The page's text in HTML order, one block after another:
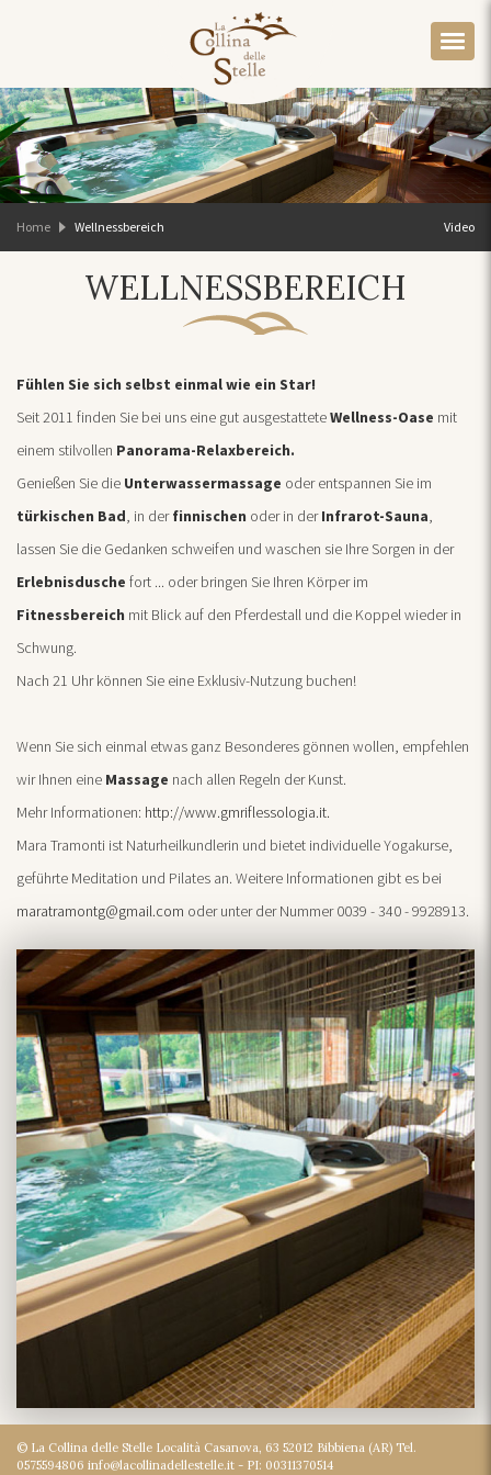
Home Wellnessbereich Video
WELLNESSBEREICH
Fühlen Sie sich selbst einmal wie ein Star!
Seit 2011 finden Sie bei uns eine gut ausgestatteteWellness-Oase mit
einem stilvollen Panorama-Relaxbereich.
Genießen Sie die Unterwassermassage oder entspannen Sie im
türkischen Bad , in derfinnischen oder in derInfrarot-Sauna
lassen Sie die Gedanken schweifen und waschen sie Ihre Sorgen in der
Erlebnisdusche fort ... oder bringen Sie Ihren Körper im
Fitnessbereich mit Blick auf den Pferdestall und die Koppel wieder in
Schwung.
Nach 21 Uhr können Sie eine Exklusiv-Nutzung buchen!
Wenn Sie sich einmal etwas ganz Besonderes gönnen wollen, empfehlen
wir Ihnen eine Massage nach allen Regeln der Kunst.
Mehr Informationen: http://www.gmriflessologia.it.
Mara Tramonti ist Naturheilkundlerin und bietet individuelle Yogakurse,
geführte Meditation und Pilates an. Weitere Informationen gibt es bei
maratramontg@gmail.com oder unter der Nummer 0039 - 340 - 9928913.
© La Collina delle Stelle Località Casanova, 63 52012 Bibbiena (AR) Tel.
0575594806 info@lacollinadellestelle.it - PI: 00311370514